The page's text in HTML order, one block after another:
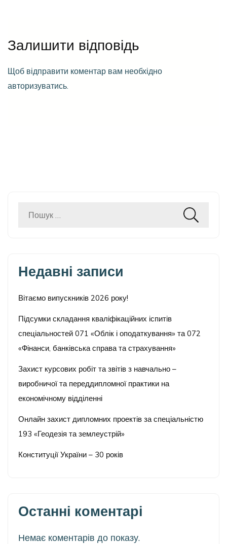
Залишити відповідь
Щоб відправити коментар вам необхідно
авторизуватись
Пошук:
Недавні записи
Вітаємо випускників 2026 року!
Підсумки складання кваліфікаційних іспитів
спеціальностей 071 «Облік і оподаткування» та 072
«Фінанси, банківська справа та страхування»
Захист курсових робіт та звітів з навчально –
виробничої та переддипломної практики на
економічному відділенні
Онлайн захист дипломних проектів за спеціальністю
193 «Геодезія та землеустрій»
Конституції України – 30 років
Останні коментарі
Немає коментарів до показу.